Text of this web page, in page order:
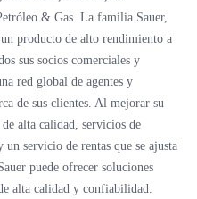
& Gas. La familia Sauer,
producto de alto rendimiento a
sus socios comerciales y
red global de agentes y
de sus clientes. Al mejorar su
alta calidad, servicios de
servicio de rentas que se ajusta
puede ofrecer soluciones
alta calidad y confiabilidad.